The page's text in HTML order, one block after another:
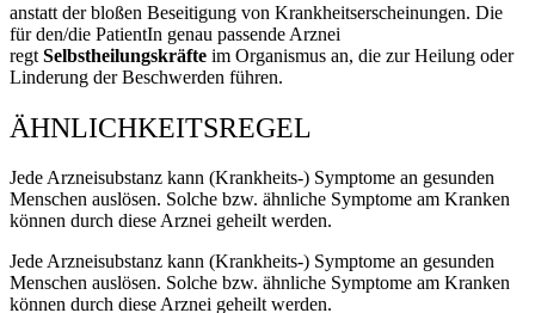
anstatt der bloßen Beseitigung von Krankheitserscheinungen. Die
für den/die PatientIn genau passende Arznei
regt Selbstheilungskräfte im Organismus an, die zur Heilung oder
Linderung der Beschwerden führen.
ÄHNLICHKEITSREGEL
Jede Arzneisubstanz kann (Krankheits-) Symptome an gesunden
Menschen auslösen. Solche bzw. ähnliche Symptome am Kranken
können durch diese Arznei geheilt werden.
Jede Arzneisubstanz kann (Krankheits-) Symptome an gesunden
Menschen auslösen. Solche bzw. ähnliche Symptome am Kranken
können durch diese Arznei geheilt werden.